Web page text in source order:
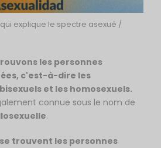
explique le spectre asexué /
les personnes
c'est-à-dire les
et les homosexuels.
connue sous le nom de
.
trouvent les personnes